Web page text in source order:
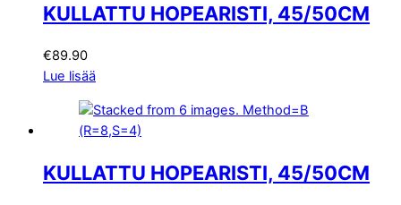
KULLATTU HOPEARISTI, 45/50CM
€89.90
Lue lisää
KULLATTU HOPEARISTI, 45/50CM